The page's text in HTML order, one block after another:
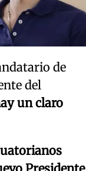
de
del
un claro